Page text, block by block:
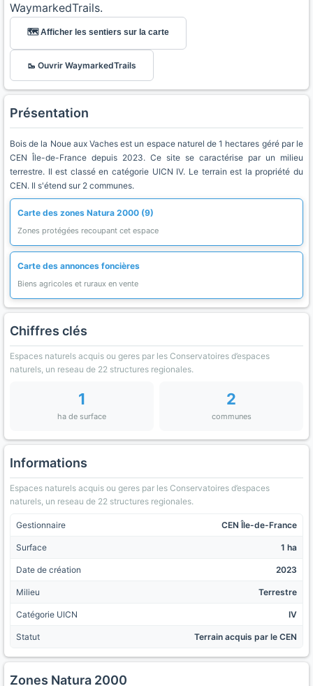
WaymarkedTrails.
🗺️ Afficher les sentiers sur la carte
🥾 Ouvrir WaymarkedTrails
Présentation
Bois de la Noue aux Vaches est un espace naturel de 1 hectares géré par le
CEN Île-de-France depuis 2023. Ce site se caractérise par un milieu
terrestre. Il est classé en catégorie UICN IV. Le terrain est la propriété du
CEN. Il s'étend sur 2 communes.
Carte des zones Natura 2000 (9)
Zones protégées recoupant cet espace
Carte des annonces foncières
Biens agricoles et ruraux en vente
Chiffres clés
Espaces naturels acquis ou geres par les Conservatoires d’espaces
naturels, un reseau de 22 structures regionales.
1
ha de surface
2
communes
Informations
Espaces naturels acquis ou geres par les Conservatoires d’espaces
naturels, un reseau de 22 structures regionales.
Gestionnaire CEN Île-de-France
Surface 1 ha
Date de création 2023
Milieu Terrestre
Catégorie UICN IV
Statut Terrain acquis par le CEN
Zones Natura 2000